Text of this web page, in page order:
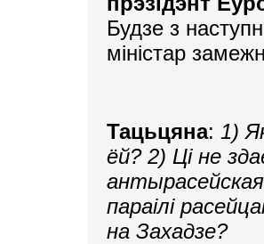
Будзе з
міністар
Тацьцяна: 1)
ёй? 2) Ці не
параілі
на Захадзе?